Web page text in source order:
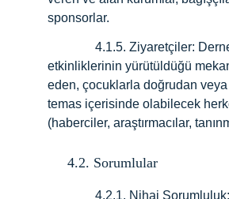
sponsorlar.
etkinliklerinin yürütüldüğü
eden, çocuklarla doğrudan veya
temas içerisinde olabilecek
(haberciler, araştırmacılar,
     4.2. Sorumlular